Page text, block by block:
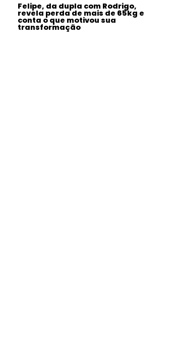
Felipe, da dupla com Rodrigo,
revela perda de mais de 65kg e
conta o que motivou sua
transformação